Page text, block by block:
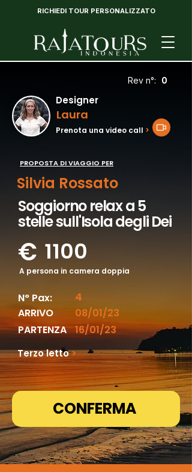
RICHIEDI TOUR PERSONALIZZATO
0
Rev n°:
Designer
Laura
Prenota una video call >
PROPOSTA DI VIAGGIO PER
Silvia Rossato
Soggiorno relax a 5
stelle sull'Isola degli Dei
€ 1100
A persona in camera doppia
N° Pax:
ARRIVO
4
08/01/23
PARTENZA
16/01/23
Terzo letto>
CONFERMA